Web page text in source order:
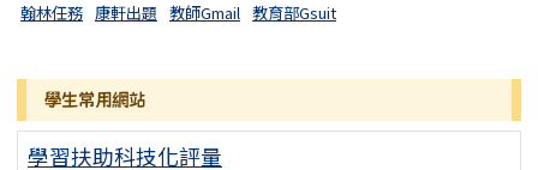
翰林任務 康軒出題 教師Gmail 教育部Gsuit
學生常用網站
學習扶助科技化評量